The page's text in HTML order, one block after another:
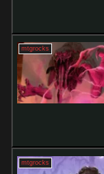
mtgrocks
mtgrocks